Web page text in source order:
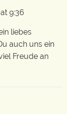
9:36
liebes
auch uns ein
Freude an